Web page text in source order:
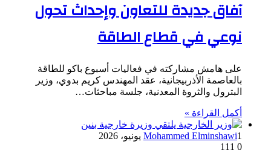
آفاق جديدة للتعاون وإحداث تحول
نوعي في قطاع الطاقة
على هامش مشاركته في فعاليات أسبوع باكو للطاقة
بالعاصمة الأذربيجانية، عقد المهندس كريم بدوي، وزير
البترول والثروة المعدنية، جلسة مباحثات…
أكمل القراءة »
Mohammed Elminshawi1 يونيو، 2026
0